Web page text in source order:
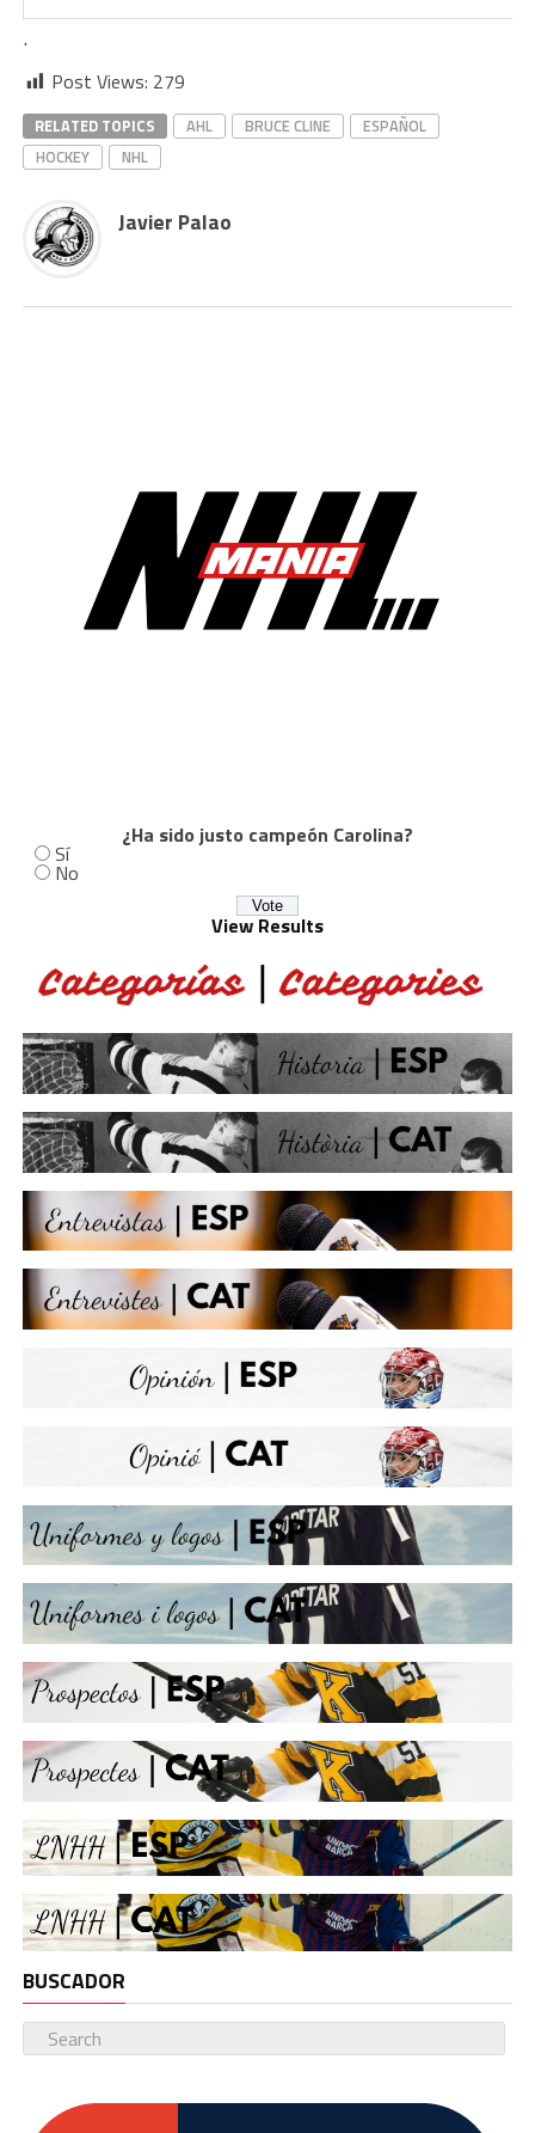
.
Post Views: 279
RELATED TOPICS AHL BRUCE CLINE
ESPAÑOL
HOCKEY
NHL
Javier Palao
¿Ha sido justo campeón Carolina?
Sí
No
View Results
BUSCADOR